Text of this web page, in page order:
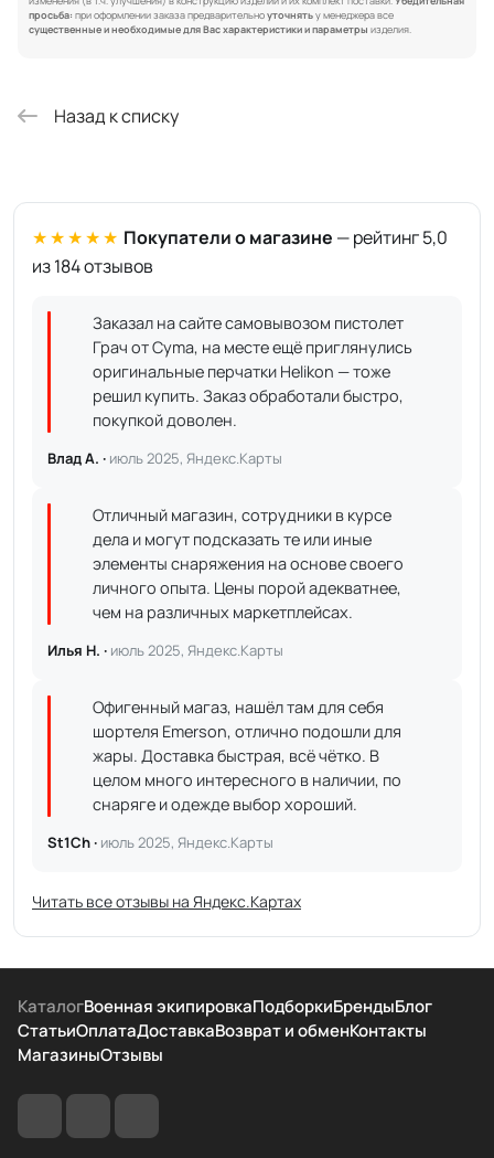
просьба: при оформлении заказа предварительноуточнятьу менеджера все
существенные и необходимые для Вас характеристики и параметры изделия.
Назад к списку
★★★★★ Покупатели о магазине — рейтинг 5,0
из 184 отзывов
Заказал на сайте самовывозом пистолет
Грач от Cyma, на месте ещё приглянулись
оригинальные перчатки Helikon — тоже
решил купить. Заказ обработали быстро,
покупкой доволен.
Влад А. · июль 2025, Яндекс.Карты
Отличный магазин, сотрудники в курсе
дела и могут подсказать те или иные
элементы снаряжения на основе своего
личного опыта. Цены порой адекватнее,
чем на различных маркетплейсах.
Илья Н. · июль 2025, Яндекс.Карты
Офигенный магаз, нашёл там для себя
шортеля Emerson, отлично подошли для
жары. Доставка быстрая, всё чётко. В
целом много интересного в наличии, по
снаряге и одежде выбор хороший.
St1Ch · июль 2025, Яндекс.Карты
Читать все отзывы на Яндекс.Картах
КаталогВоенная экипировкаПодборкиБрендыБлог
СтатьиОплатаДоставкаВозврат и обменКонтакты
МагазиныОтзывы